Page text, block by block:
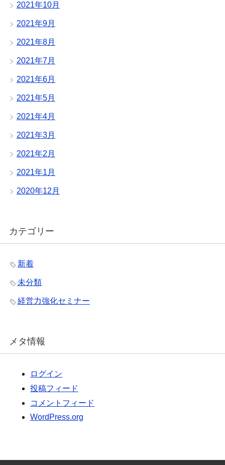
2021年10月
2021年9月
2021年8月
2021年7月
2021年6月
2021年5月
2021年4月
2021年3月
2021年2月
2021年1月
2020年12月
カテゴリー
新着
未分類
経営力強化セミナー
メタ情報
ログイン
投稿フィード
コメントフィード
WordPress.org